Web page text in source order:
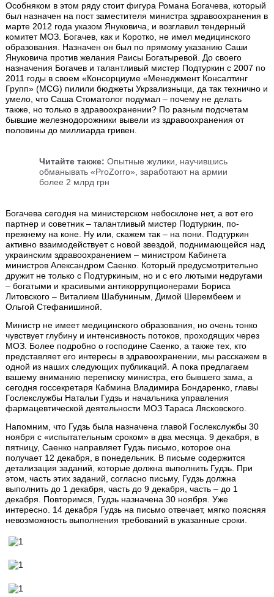
Особняком в этом ряду стоит фигура Романа Богачева, который
был назначен на пост заместителя министра здравоохранения в
марте 2012 года указом Януковича, и возглавил тендерный
комитет МОЗ. Богачев, как и Коротко, не имел медицинского
образования. Назначен он был по прямому указанию Саши
Януковича против желания Раисы Богатыревой. До своего
назначения Богачев и талантливый мистер Подтуркин с 2007 по
2011 годы в своем «Консорциуме «Менеджмент Консалтинг
Групп» (MCG) пилили бюджеты Укрзализныци, да так технично и
умело, что Саша Стоматолог подумал – почему не делать
также, но только в здравоохранении? По разным подсчетам
бывшие железнодорожники вывели из здравоохранения от
половины до миллиарда гривен.
Читайте также: Опытные жулики, научившись
обманывать «ProZorro», заработают на армии
более 2 млрд грн
Богачева сегодня на министерском небосклоне нет, а вот его
партнер и советник – талантливый мистер Подтуркин, по-
прежнему на коне. Ну или, скажем так – на пони. Подтуркин
активно взаимодействует с новой звездой, поднимающейся над
украинским здравоохранением – министром Кабинета
министров Александром Саенко. Который предусмотрительно
дружит не только с Подтуркиным, но и с его лютыми недругами
– богатыми и красивыми антикоррупционерами Бориса
Литовского – Виталием Шабуниным, Димой Шерембеем и
Ольгой Стефанишиной.
Министр не имеет медицинского образования, но очень тонко
чувствует глубину и интенсивность потоков, проходящих через
МОЗ. Более подробно о господине Саенко, а также тех, кто
представляет его интересы в здравоохранении, мы расскажем в
одной из наших следующих публикаций. А пока предлагаем
вашему вниманию переписку министра, его бывшего зама, а
сегодня госсекретаря Кабмина Владимира Бондаренко, главы
Гослекслужбы Натальи Гудзь и начальника управления
фармацевтической деятельности МОЗ Тараса Лясковского.
Напомним, что Гудзь была назначена главой Гослекслужбы 30
ноября с «испытательным сроком» в два месяца. 9 декабря, в
пятницу, Саенко направляет Гудзь письмо, которое она
получает 12 декабря, в понедельник. В письме содержится
детализация заданий, которые должна выполнить Гудзь. При
этом, часть этих заданий, согласно письму, Гудзь должна
выполнить до 1 декабря, часть до 9 декабря, часть – до 1
декабря. Повторимся, Гудзь назначена 30 ноября. Уже
интересно. 14 декабря Гудзь на письмо отвечает, мягко поясняя
невозможность выполнения требований в указанные сроки.